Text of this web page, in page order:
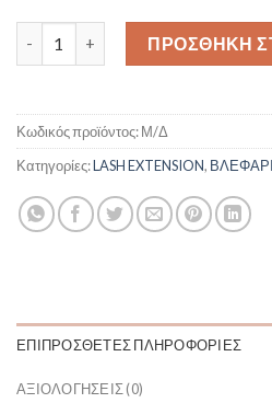
Premium Color C ποσότητα
ΠΡΟΣΘΉΚΗ
Κωδικός προϊόντος:Μ/Δ
Κατηγορίες:LASH EXTENSION,
ΕΠΙΠΡΌΣΘΕΤΕΣ ΠΛΗΡΟΦΟΡΊΕΣ
ΑΞΙΟΛΟΓΉΣΕΙΣ (0)